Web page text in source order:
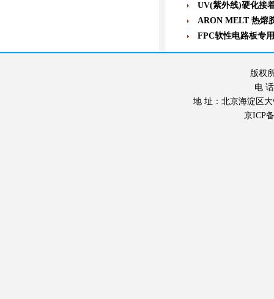
UV(紫外线)硬化接
ARON MELT 热熔
FPC软性电路板专
版权
电
地 址：北京海淀区
京ICP